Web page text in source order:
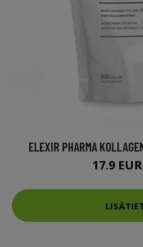
ELEXIR PHARMA
17.9 EUR